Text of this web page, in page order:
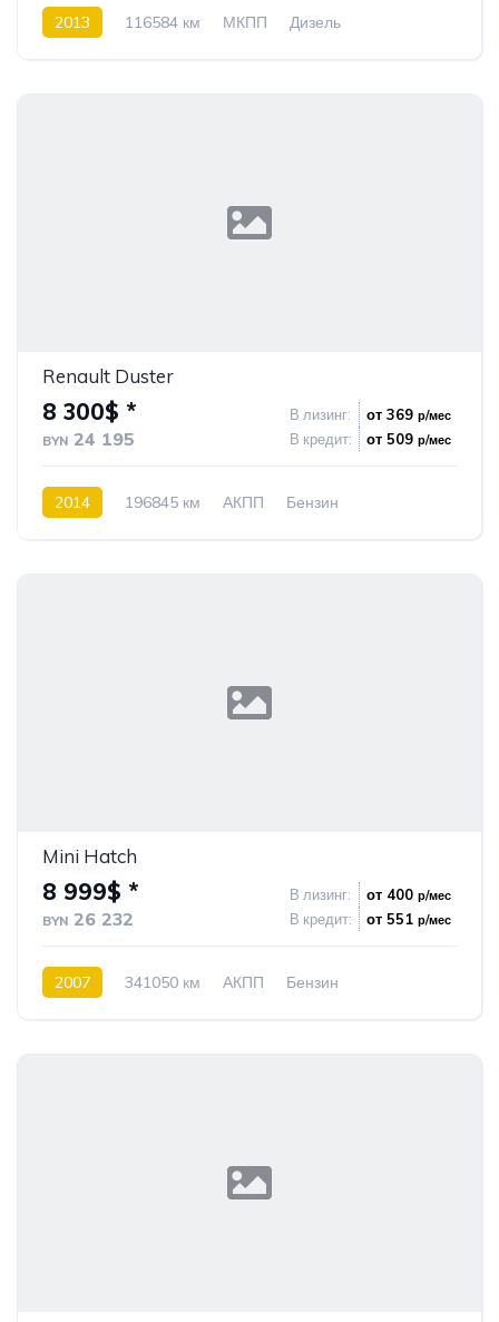
2013 116584 км МКПП
Дизель
Renault Duster
8 300$ *
BYN 24 195
В лизинг: от 369 р/мес
В кредит: от 509 р/мес
2014 196845 км АКПП
Бензин
Mini Hatch
8 999$ *
BYN 26 232
В лизинг: от 400 р/мес
В кредит: от 551 р/мес
2007 341050 км АКПП
Бензин